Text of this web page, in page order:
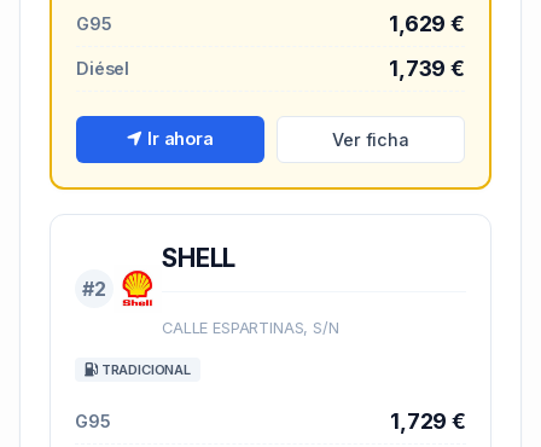
G95 1,629 €
Diésel 1,739 €
Ir ahora Ver ficha
#2
SHELL
CALLE ESPARTINAS, S/N
TRADICIONAL
G95 1,729 €